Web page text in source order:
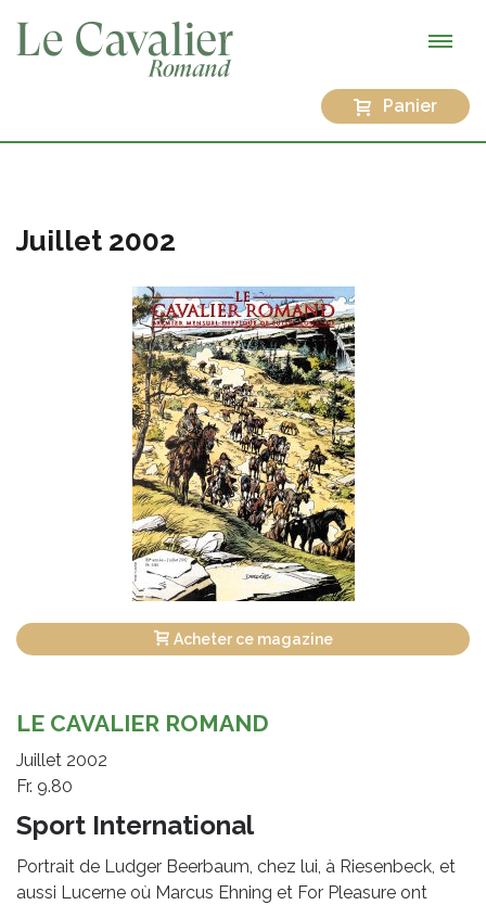
Panier
Juillet 2002
Acheter ce magazine
LE CAVALIER ROMAND
Juillet 2002
Fr. 9.80
Sport International
Portrait de Ludger Beerbaum, chez lui, à Riesenbeck, et
aussi Lucerne où Marcus Ehning et For Pleasure ont